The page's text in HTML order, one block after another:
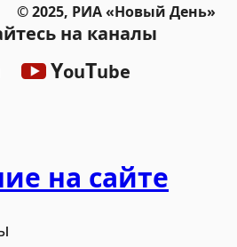
© 2025, РИА «Новый День»
на каналы
YouTube
на сайте